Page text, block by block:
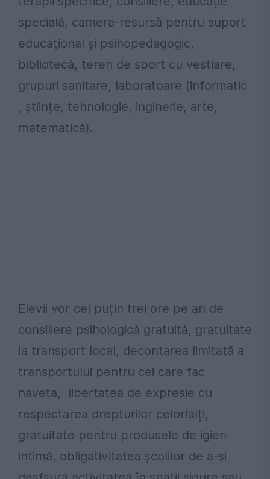
specială, camera-resursǎ pentru suport
educaţional şi psihopedagogic,
bibliotecǎ, teren de sport cu vestiare,
grupuri sanitare, laboratoare (informatic
, ştiințe, tehnologie, inginerie, arte,
matematică).
Elevii vor cel puțin trei ore pe an de
consiliere psihologicǎ gratuitǎ, gratuitate
la transport local, decontarea limitată a
transportului pentru cei care fac
naveta, libertatea de expresie cu
respectarea drepturilor celorlalți,
gratuitate pentru produsele de igien
intimă, obligativitatea şcolilor de a-și